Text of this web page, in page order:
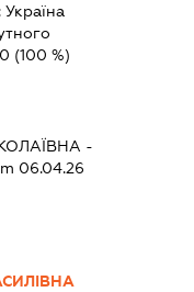
Україна
(100 %)
-
06.04.26